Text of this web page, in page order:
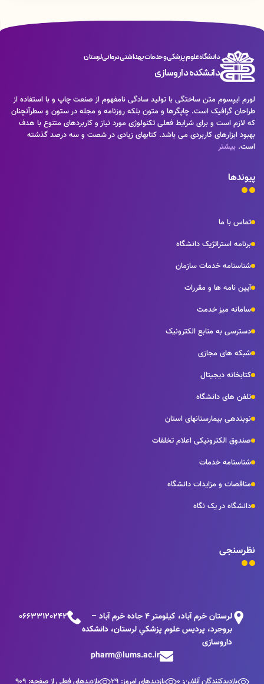
دانشگاه علوم پزشکی و خدمات بهداشتی درمانی لرستان
دانشکده داروسازی
لورم ایپسوم متن ساختگی با تولید سادگی نامفهوم از صنعت چاپ و با استفاده از
طراحان گرافیک است. چاپگرها و متون بلکه روزنامه و مجله در ستون و سطرآنچنان
که لازم است و برای شرایط فعلی تکنولوژی مورد نیاز و کاربردهای متنوع با هدف
بهبود ابزارهای کاربردی می باشد. کتابهای زیادی در شصت و سه درصد گذشته
است. بیشتر
پیوندها
تماس با ما
برنامه استراتژیک دانشگاه
شناسنامه خدمات سازمان
آیین نامه ها و مقررات
سامانه میز خدمت
دسترسی به منابع الکترونیک
شبکه های مجازی
کتابخانه دیجیتال
تلفن های دانشگاه
نوبتدهی بیمارستانهای استان
صندوق الکترونیکی اعلام تخلفات
شناسنامه خدمات
مناقصات و مزایدات دانشگاه
دانشگاه در یک نگاه
نظرسنجی
لرستان خرم آباد، كيلومتر 4 جاده خرم آباد –
بروجرد، پرديس علوم پزشكي لرستان، دانشکده
داروسازی
06633120242
pharm@lums.ac.ir
بازدیدکنندگان آنلاین: 0 بازدیدهای امروز: 29 بازدیدهای فعلی از صفحه: 909